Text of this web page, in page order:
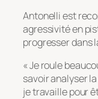
Antonelli est
agressivité en
progresser dans
« Je roule
savoir analyser
je travaille pour